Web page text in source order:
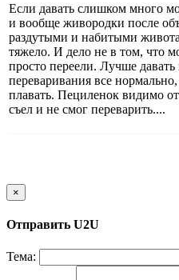
Если давать слишком много
и вообще живородки после
раздутыми и набитыми
тяжело. И дело не в том, что
просто переели. Лучше
переваривания все
плавать. Пециленок видимо
съел и не смог переварить....
×
Отправить U2U
Тема: